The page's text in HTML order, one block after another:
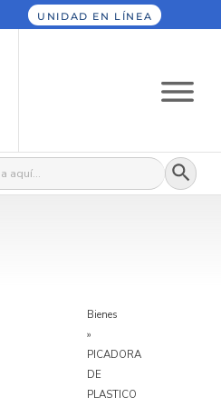
UNIDAD EN LÍNEA
Botón
Bienes
»
PICADORA
DE
PLASTICO